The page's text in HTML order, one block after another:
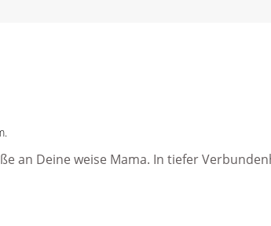
an Deine weise Mama. In tiefer